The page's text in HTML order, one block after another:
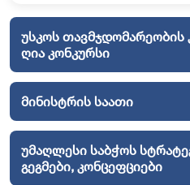
უსკოს თავმჯდომარეობის
ღია კონკურსი
მინისტრის საათი
უმაღლესი საბჭოს
გეგმები, კონცეფციები